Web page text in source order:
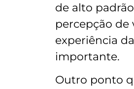
de alto
percepção de
experiência
importante.
Outro ponto